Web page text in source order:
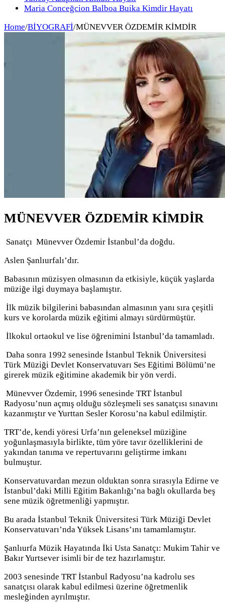
Maria Conceğcion Balboa Buika Kimdir Hayatı
Home/BİYOGRAFİ/MÜNEVVER ÖZDEMİR KİMDİR
MÜNEVVER ÖZDEMİR KİMDİR
Sanatçı Münevver Özdemir İstanbul’da doğdu.
Aslen Şanlıurfalı’dır.
Babasının müzisyen olmasının da etkisiyle, küçük yaşlarda
müziğe ilgi duymaya başlamıştır.
İlk müzik bilgilerini babasından almasının yanı sıra çeşitli
kurs ve korolarda müzik eğitimi almayı sürdürmüştür.
İlkokul ortaokul ve lise öğrenimini İstanbul’da tamamladı.
Daha sonra 1992 senesinde İstanbul Teknik Üniversitesi
Türk Müziği Devlet Konservatuvarı Ses Eğitimi Bölümü’ne
girerek müzik eğitimine akademik bir yön verdi.
Münevver Özdemir, 1996 senesinde TRT İstanbul
Radyosu’nun açmış olduğu sözleşmeli ses sanatçısı sınavını
kazanmıştır ve Yurttan Sesler Korosu’na kabul edilmiştir.
TRT’de, kendi yöresi Urfa’nın geleneksel müziğine
yoğunlaşmasıyla birlikte, tüm yöre tavır özelliklerini de
yakından tanıma ve repertuvarını geliştirme imkanı
bulmuştur.
Konservatuvardan mezun olduktan sonra sırasıyla Edirne ve
İstanbul’daki Milli Eğitim Bakanlığı’na bağlı okullarda beş
sene müzik öğretmenliği yapmıştır.
Bu arada İstanbul Teknik Üniversitesi Türk Müziği Devlet
Konservatuvarı’nda Yüksek Lisans’ını tamamlamıştır.
Şanlıurfa Müzik Hayatında İki Usta Sanatçı: Mukim Tahir ve
Bakır Yurtsever isimli bir de tez hazırlamıştır.
2003 senesinde TRT İstanbul Radyosu’na kadrolu ses
sanatçısı olarak kabul edilmesi üzerine öğretmenlik
mesleğinden ayrılmıştır.